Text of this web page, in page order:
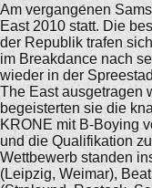
Am vergangenen
East 2010 statt. Die
der Republik trafen
im Breakdance nach
wieder in der
The East ausgetragen
begeisterten sie die
KRONE mit B-Boying
und die Qualifikation
Wettbewerb standen
(Leipzig, Weimar),